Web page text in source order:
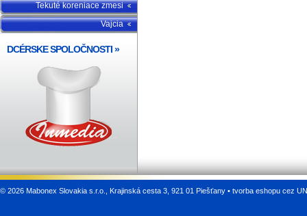
Tekuté koreniace zmesi
Vajcia
DCÉRSKE SPOLOČNOSTI»
© 2026 Mabonex Slovakia s.r.o., Krajinská cesta 3, 921 01 Piešťany • tvorba eshopu cez